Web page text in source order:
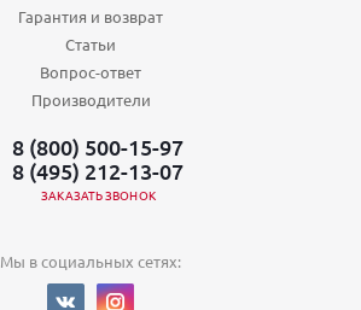
Гарантия и возврат
Статьи
Вопрос-ответ
Производители
8 (800) 500-15-97
8 (495) 212-13-07
ЗАКАЗАТЬ ЗВОНОК
Мы в социальных сетях: